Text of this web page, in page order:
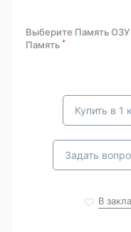
Выберите Память
Память *
Купить в 1
Задать
В